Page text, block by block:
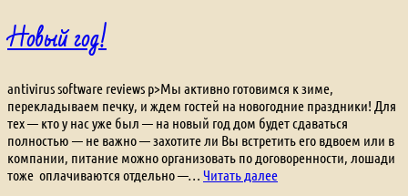
Новый год!
antivirus software reviews p>Мы активно готовимся к зиме,
перекладываем печку, и ждем гостей на новогодние праздники! Для
тех — кто у нас уже был — на новый год дом будет сдаваться
полностью — не важно — захотите ли Вы встретить его вдвоем или в
компании, питание можно организовать по договоренности, лошади
тоже оплачиваются отдельно —… Читать далееНовый